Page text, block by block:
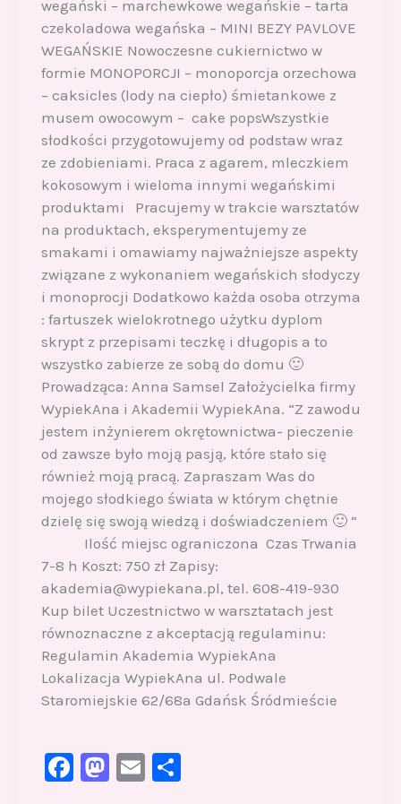
wegański – marchewkowe wegańskie – tarta
czekoladowa wegańska – MINI BEZY PAVLOVE
WEGAŃSKIE Nowoczesne cukiernictwo w
formie MONOPORCJI – monoporcja orzechowa
– caksicles (lody na ciepło) śmietankowe z
musem owocowym – cake popsWszystkie
słodkości przygotowujemy od podstaw wraz
ze zdobieniami. Praca z agarem, mleczkiem
kokosowym i wieloma innymi wegańskimi
produktami Pracujemy w trakcie warsztatów
na produktach, eksperymentujemy ze
smakami i omawiamy najważniejsze aspekty
związane z wykonaniem wegańskich słodyczy
i monoprocji Dodatkowo każda osoba otrzyma
: fartuszek wielokrotnego użytku dyplom
skrypt z przepisami teczkę i długopis a to
wszystko zabierze ze sobą do domu 🙂
Prowadząca: Anna Samsel Założycielka firmy
WypiekAna i Akademii WypiekAna. “Z zawodu
jestem inżynierem okrętownictwa- pieczenie
od zawsze było moją pasją, które stało się
również moją pracą. Zapraszam Was do
mojego słodkiego świata w którym chętnie
dzielę się swoją wiedzą i doświadczeniem 🙂 “
Ilość miejsc ograniczona Czas Trwania
7-8 h Koszt: 750 zł Zapisy:
akademia@wypiekana.pl, tel. 608-419-930
Kup bilet Uczestnictwo w warsztatach jest
równoznaczne z akceptacją regulaminu:
Regulamin Akademia WypiekAna
Lokalizacja WypiekAna ul. Podwale
Staromiejskie 62/68a Gdańsk Śródmieście
F
M E S